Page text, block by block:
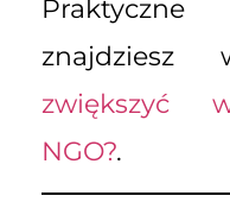
zwiększyć
NGO?.